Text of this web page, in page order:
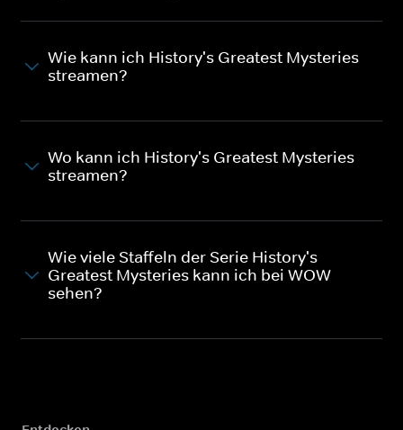
Wie kann ich History's Greatest Mysteries
streamen?
Wo kann ich History's Greatest Mysteries
streamen?
Wie viele Staffeln der Serie History's
Greatest Mysteries kann ich bei WOW
sehen?